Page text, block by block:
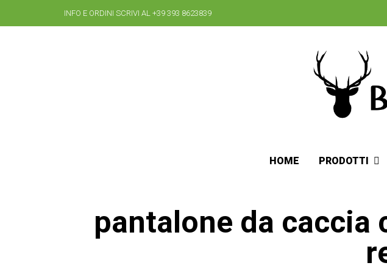
INFO E ORDINI SCRIVI AL +39 393 8623839
HOME PRODOTTI
pantalone da caccia